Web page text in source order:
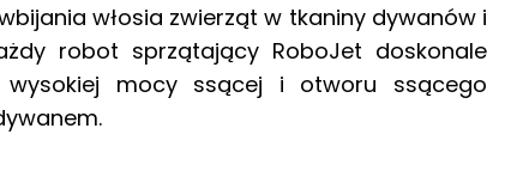
włosia zwierząt w tkaniny dywanów i
robot sprzątający RoboJet doskonale
mocy ssącej i otworu ssącego